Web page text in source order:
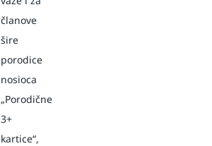
članove
šire
porodice
nosioca
„Porodične
3+
kartice“,